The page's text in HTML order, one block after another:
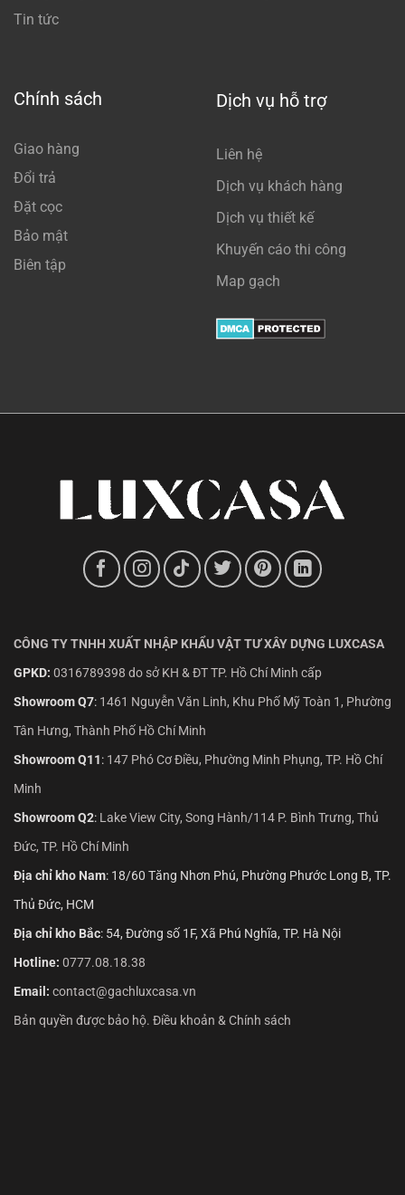
Tin tức
Chính sách
Giao hàng
Đổi trả
Đặt cọc
Bảo mật
Biên tập
Dịch vụ hỗ trợ
Liên hệ
Dịch vụ khách hàng
Dịch vụ thiết kế
Khuyến cáo thi công
Map gạch
CÔNG TY TNHH XUẤT NHẬP KHẨU VẬT TƯ XÂY DỰNG LUXCASA
GPKD: 0316789398 do sở KH & ĐT TP. Hồ Chí Minh cấp
Showroom Q7: 1461 Nguyễn Văn Linh, Khu Phố Mỹ Toàn 1, Phường
Tân Hưng, Thành Phố Hồ Chí Minh
Showroom Q11: 147 Phó Cơ Điều, Phường Minh Phụng, TP. Hồ Chí
Minh
Showroom Q2: Lake View City, Song Hành/114 P. Bình Trưng, Thủ
Đức, TP. Hồ Chí Minh
Địa chỉ kho Nam: 18/60 Tăng Nhơn Phú, Phường Phước Long B, TP.
Thủ Đức, HCM
Địa chỉ kho Bắc: 54, Đường số 1F, Xã Phú Nghĩa, TP. Hà Nội
Hotline: 0777.08.18.38
Email: contact@gachluxcasa.vn
Bản quyền được bảo hộ. Điều khoản & Chính sách